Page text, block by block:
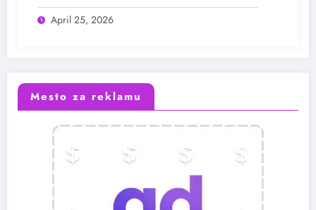
April 25, 2026
Mesto za reklamu